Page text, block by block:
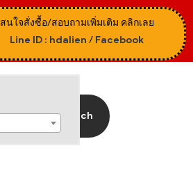
สนใจสั่งซื้อ/สอบถามเพิ่มเติม คลิกเลย
Line ID : hdalien / Facebook
Search